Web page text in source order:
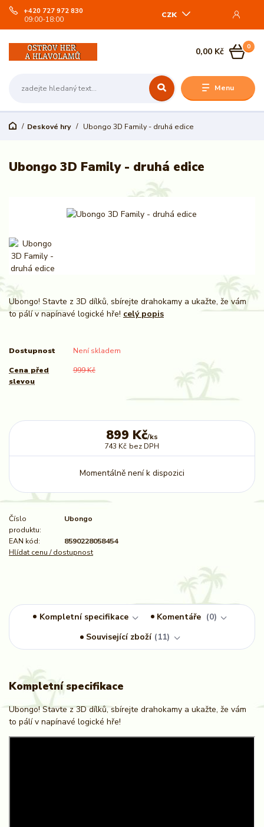
Menu
CZK
+420 727 972 830
09:00-18:00
0
0,00 Kč
Deskové hry Ubongo 3D Family - druhá edice
Ubongo 3D Family - druhá edice
Ubongo! Stavte z 3D dílků, sbírejte drahokamy a ukažte, že vám
to pálí v napínavé logické hře! celý popis
Dostupnost Není skladem
Cena před
slevou
999 Kč
899 Kč/ks
743 Kč bez DPH
Momentálně není k dispozici
Číslo
produktu:
Ubongo
EAN kód:
8590228058454
Hlídat cenu / dostupnost
Kompletní specifikace Komentáře
0
Související zboží
11
Kompletní specifikace
Ubongo! Stavte z 3D dílků, sbírejte drahokamy a ukažte, že vám
to pálí v napínavé logické hře!